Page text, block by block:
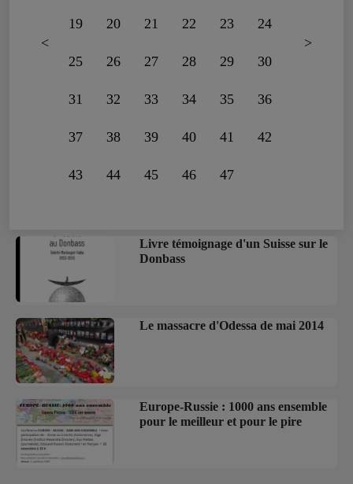
<
19 20 21 22 23 24
25 26 27 28 29 30
31 32 33 34 35 36
37 38 39 40 41 42
43 44 45 46 47
>
Livre témoignage d'un Suisse sur le
Donbass
Le massacre d'Odessa de mai 2014
Europe-Russie : 1000 ans ensemble
pour le meilleur et pour le pire